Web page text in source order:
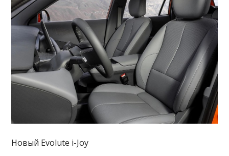
Новый Evolute i-Joy